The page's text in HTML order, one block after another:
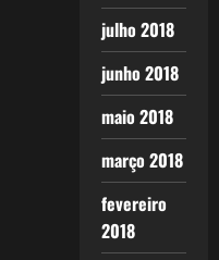
julho 2018
junho 2018
maio 2018
março 2018
fevereiro
2018